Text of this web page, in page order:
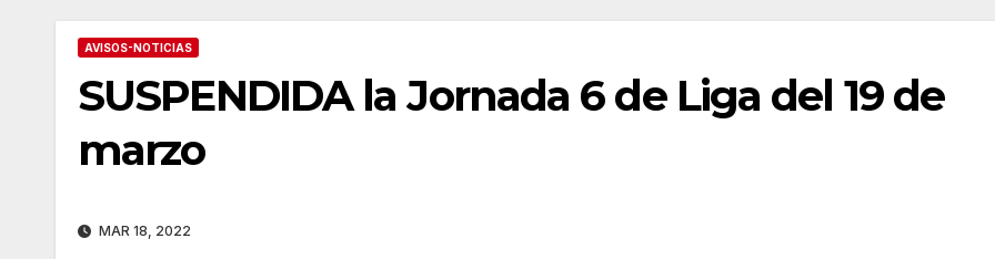
AVISOS-NOTICIAS
SUSPENDIDA la Jornada 6 de Liga del 19 de
marzo
MAR 18, 2022